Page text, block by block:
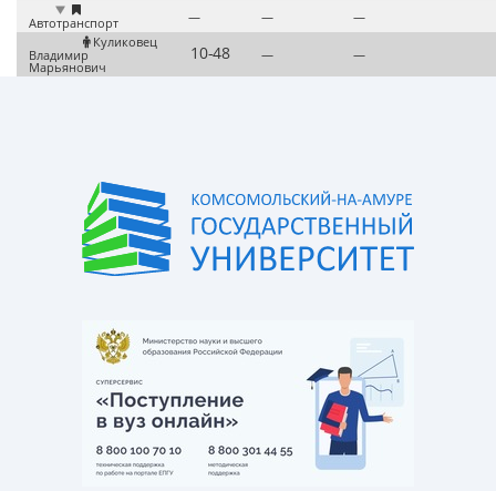
Автотранспорт — —
—
Куликовец
Владимир
Марьянович
— —